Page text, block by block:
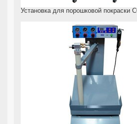
Установка для порошковой покраски